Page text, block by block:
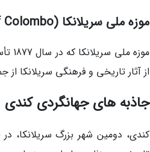
موزه ملی سریلانکا (National Museum of Colombo)
از آثار تاریخی و فرهنگی سریلانکا
جاذبه های جهانگردی کندی
کندی، دومین شهر بزرگ سریلانکا،